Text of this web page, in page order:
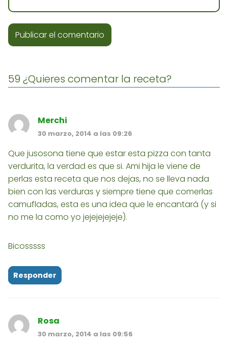
59 ¿Quieres comentar la receta?
Merchi
30 marzo, 2014 a las 09:26
Que jusosona tiene que estar esta pizza con tanta
verdurita, la verdad es que si. Ami hija le viene de
perlas esta receta que nos dejas, no se lleva nada
bien con las verduras y siempre tiene que comerlas
camufladas, esta es una idea que le encantará (y si
no me la como yo jejejejejeje).
Bicosssss
Responder
Rosa
30 marzo, 2014 a las 09:56